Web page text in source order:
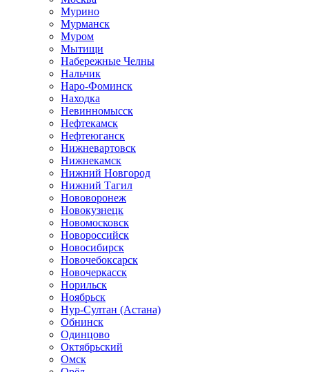
Мурино
Мурманск
Муром
Мытищи
Набережные Челны
Нальчик
Наро-Фоминск
Находка
Невинномысск
Нефтекамск
Нефтеюганск
Нижневартовск
Нижнекамск
Нижний Новгород
Нижний Тагил
Нововоронеж
Новокузнецк
Новомосковск
Новороссийск
Новосибирск
Новочебоксарск
Новочеркасск
Норильск
Ноябрьск
Нур-Султан (Астана)
Обнинск
Одинцово
Октябрьский
Омск